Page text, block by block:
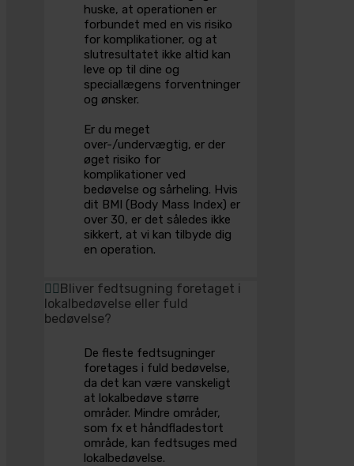
huske, at operationen er
forbundet med en vis risiko
for komplikationer, og at
slutresultatet ikke altid kan
leve op til dine og
speciallægens forventninger
og ønsker.
Er du meget
over-/undervægtig, er der
øget risiko for
komplikationer ved
bedøvelse og sårheling. Hvis
dit BMI (Body Mass Index) er
over 30, er det således ikke
sikkert, at vi kan tilbyde dig
en operation.
Bliver fedtsugning foretaget i
lokalbedøvelse eller fuld
bedøvelse?
De fleste fedtsugninger
foretages i fuld bedøvelse,
da det kan være vanskeligt
at lokalbedøve større
områder. Mindre områder,
som fx et håndfladestort
område, kan fedtsuges med
lokalbedøvelse.